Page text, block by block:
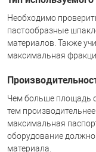
Необходимо
пастообразные
материалов. Также
максимальная
Чем больше площадь
тем
максимальная
оборудование должно
материала.